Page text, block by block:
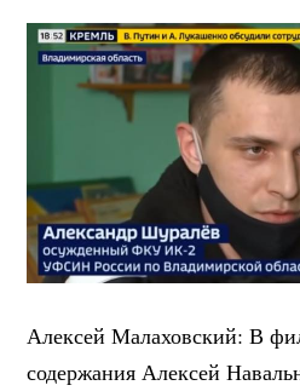
Алексей Малаховский: В
содержания Алексей